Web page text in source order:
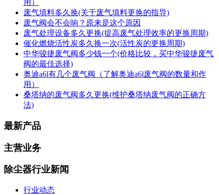
用）
废气填料多久换(关于废气填料更换的指导)
废气阀会不会响？原来是这个原因
废气处理设备多久更换(提高废气处理效率的更换周期)
催化燃烧活性炭多久换一次(活性炭的更换周期)
中华骏捷废气阀多少钱一个(价格比较，买中华骏捷废气
阀的最佳选择)
奥迪a6l有几个废气阀（了解奥迪a6l废气阀的数量和作
用）
桑塔纳的废气阀多久更换(维护桑塔纳废气阀的正确方
法)
最新产品
主营业务
除尘器行业新闻
行业动态